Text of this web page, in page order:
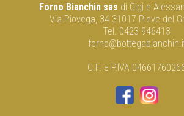
Forno Bianchin sas di Gigi e
Via Piovega, 34 31017 Pieve del
Tel. 0423 946413
C.F. e P.IVA